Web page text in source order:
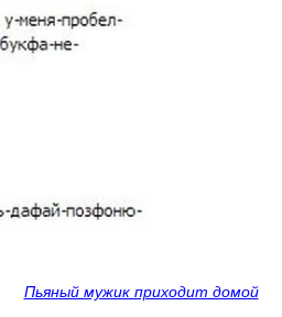
Пьяный мужик приходит домой